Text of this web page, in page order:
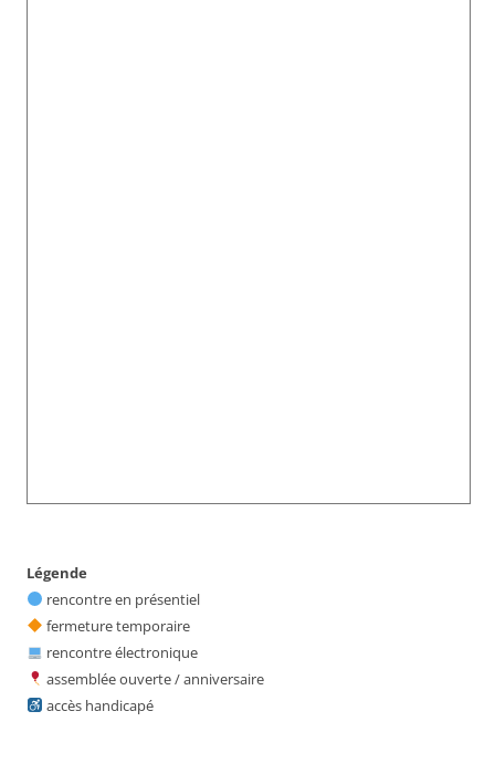
Légende
rencontre en présentiel
fermeture temporaire
rencontre électronique
assemblée ouverte / anniversaire
accès handicapé